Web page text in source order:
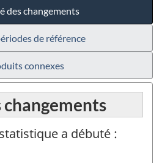
des changements
de référence
connexes
changements
a débuté :